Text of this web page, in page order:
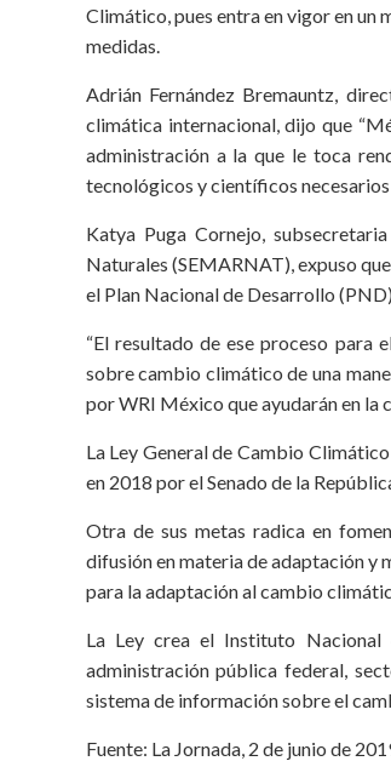
Climático, pues entra en vigor en un
medidas.
Adrián Fernández Bremauntz,
climática internacional, dijo que
administración a la que le toca
tecnológicos y científicos
Katya Puga Cornejo,
Naturales (SEMARNAT), expuso
el Plan Nacional de Desarrollo
“El resultado de ese proceso para
sobre cambio climático de una
por WRI México que ayudarán en la
La Ley General de Cambio
en 2018 por el Senado de la
Otra de sus metas radica en
difusión en materia de adaptación y
para la adaptación al cambio
La Ley crea el Instituto
administración pública federal,
sistema de información sobre el
Fuente: La Jornada, 2 de junio de